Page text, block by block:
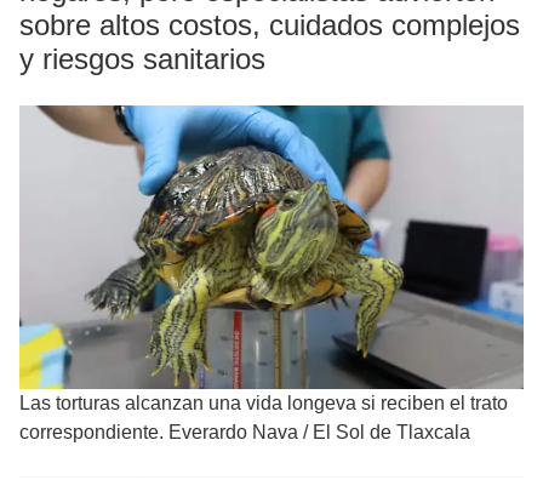
sobre altos costos, cuidados complejos
y riesgos sanitarios
Las torturas alcanzan una vida longeva si reciben el trato
correspondiente. Everardo Nava / El Sol de Tlaxcala